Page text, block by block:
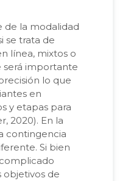
la modalidad
se trata de
línea, mixtos o
será importante
lo que
en
y etapas para
2020). En la
contingencia
Si bien
objetivos de